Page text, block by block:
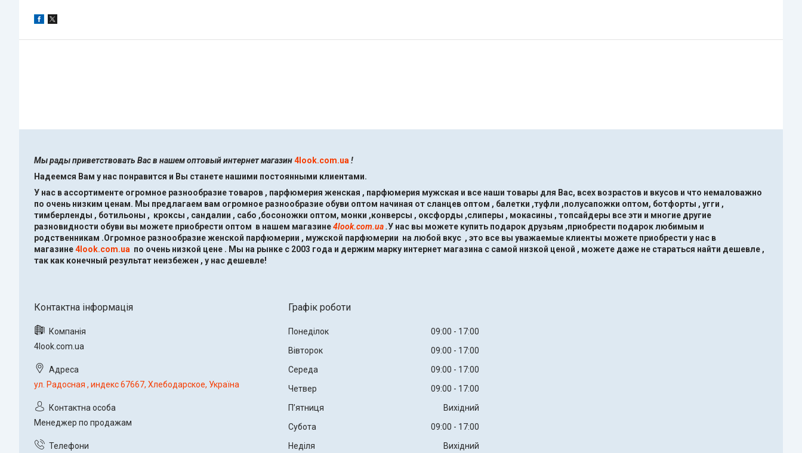
Мы рады приветствовать Вас в нашем оптовый интернет магазин4look.com.ua !
Надеемся Вам у нас понравится и Вы станете нашими постоянными клиентами.
У нас в ассортименте огромное разнообразие товаров , парфюмерия женская , парфюмерия мужская и все наши товары для Вас, всех возрастов и вкусов и что немаловажно
по очень низким ценам. Мы предлагаем вам огромное разнообразие обуви оптом начиная от сланцев оптом , балетки ,туфли ,полусапожки оптом, ботфорты , угги ,
тимберленды , ботильоны , кроксы , сандалии , сабо ,босоножки оптом, монки ,конверсы , оксфорды ,слиперы , мокасины , топсайдеры все эти и многие другие
разновидности обуви вы можете приобрести оптом в нашем магазине4look.com.ua.У нас вы можете купить подарок друзьям ,приобрести подарок любимым и
родственникам .Огромное разнообразие женской парфюмерии , мужской парфюмерии на любой вкус , это все вы уважаемые клиенты можете приобрести у нас в
магазине4look.com.ua по очень низкой цене . Мы на рынке с 2003 года и держим марку интернет магазина с самой низкой ценой , можете даже не стараться найти дешевле ,
так как конечный результат неизбежен , у нас дешевле!
4look.com.ua
ул. Радосная , индекс 67667, Хлебодарское, Україна
Менеджер по продажам
Графік роботи
Понеділок 09:00
17:00
Вівторок
09:00
17:00
Середа
09:00
17:00
Четвер
09:00
17:00
Пʼятниця
Вихідний
Субота
09:00
17:00
Неділя
Вихідний